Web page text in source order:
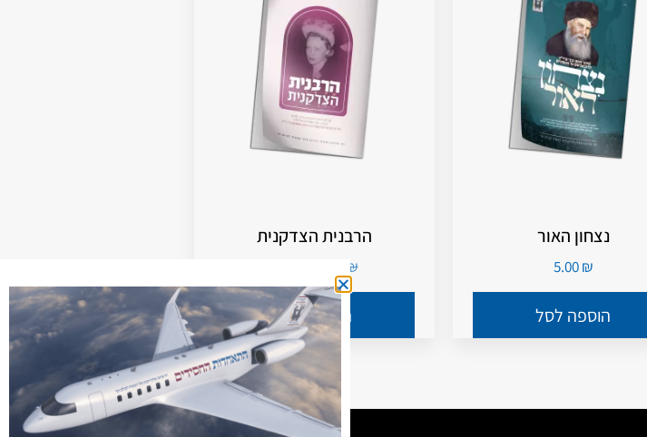
נצחון האור
₪
5.00
הוספה לסל
הרבנית הצדקנית
₪
הוספה לסל